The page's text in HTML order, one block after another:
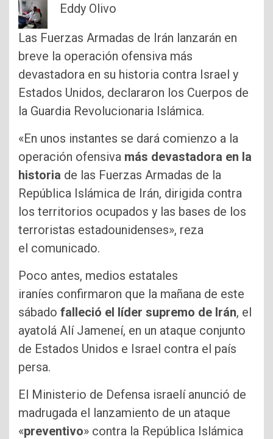
Eddy Olivo
Las Fuerzas Armadas de Irán lanzarán en
breve la operación ofensiva más
devastadora en su historia contra Israel y
Estados Unidos, declararon los Cuerpos de
la Guardia Revolucionaria Islámica.
«En unos instantes se dará comienzo a la
operación ofensiva más devastadora en la
historia de las Fuerzas Armadas de la
República Islámica de Irán, dirigida contra
los territorios ocupados y las bases de los
terroristas estadounidenses», reza
el comunicado.
Poco antes, medios estatales
iraníes confirmaron que la mañana de este
sábado falleció el líder supremo de Irán, el
ayatolá Alí Jameneí, en un ataque conjunto
de Estados Unidos e Israel contra el país
persa.
El Ministerio de Defensa israelí anunció de
madrugada el lanzamiento de un ataque
«preventivo» contra la República Islámica